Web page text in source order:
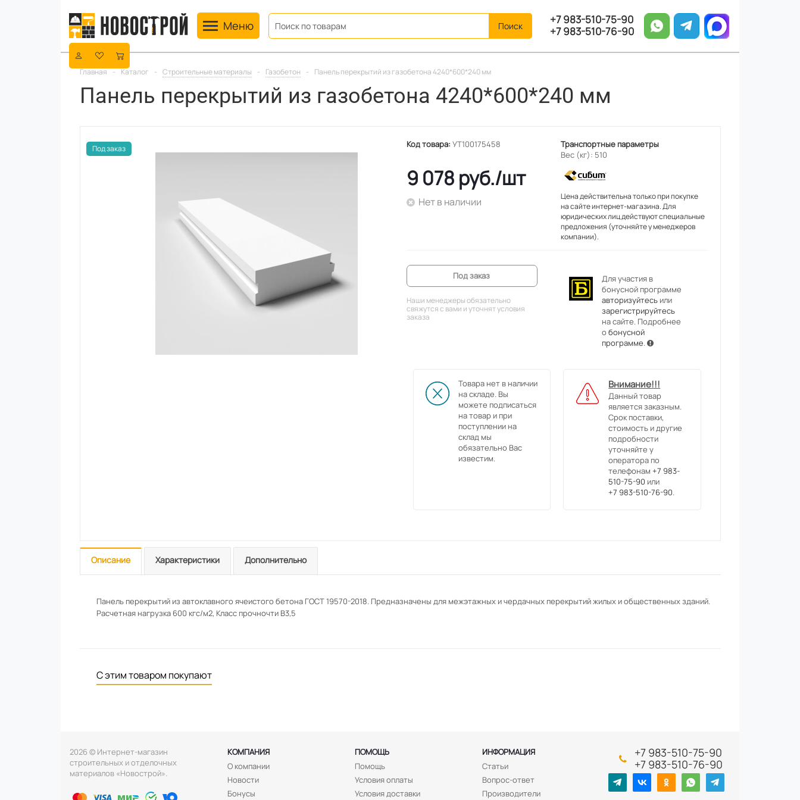
Toggle navigation
Меню
+7 983-510-75-90
+7 983-510-76-90
Главная - Каталог - Строительные материалы - Газобетон - Панель перекрытий из газобетона 4240*600*240 мм
Панель перекрытий из газобетона 4240*600*240 мм
Под заказ Код товара: УТ100175458
9 078 руб./шт
Нет в наличии
Транспортные параметры
Вес (кг): 510
Цена действительна только при покупке
на сайте интернет-магазина. Для
юридических лиц действуют специальные
предложения (уточняйте у менеджеров
компании).
Под заказ
Наши менеджеры обязательно
свяжутся с вами и уточнят условия
заказа
Для участия в
бонусной программе
авторизуйтесьили
зарегистрируйтесь
на сайте. Подробнее
обонусной
программе.
Товара нет в наличии
на складе. Вы
можете подписаться
на товар и при
поступлении на
склад мы
обязательно Вас
известим.
Внимание!!!
Данный товар
является заказным.
Срок поставки,
стоимость и другие
подробности
уточняйте у
оператора по
телефонам+7 983-
510-75-90 или
+7 983-510-76-90.
Описание Характеристики Дополнительно
Панель перекрытий из автоклавного ячеистого бетона ГОСТ 19570-2018. Предназначены для межэтажных и чердачных перекрытий жилых и общественных зданий.
Расчетная нагрузка 600 кгс/м2, Класс прочночти В3,5
С этим товаром покупают
2026 © Интернет-магазин
строительных и отделочных
материалов «Новострой».
КОМПАНИЯ ПОМОЩЬ
ИНФОРМАЦИЯ
О компании
Новости
Бонусы
Помощь
Условия оплаты
Условия доставки
Статьи
Вопрос-ответ
Производители
+7 983-510-75-90
+7 983-510-76-90